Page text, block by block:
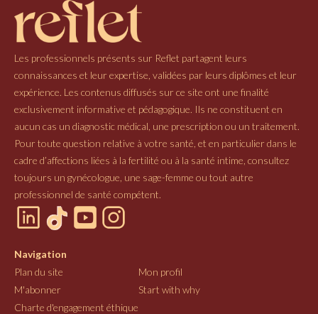
Les professionnels présents sur Reflet partagent leurs
connaissances et leur expertise, validées par leurs diplômes et leur
expérience. Les contenus diffusés sur ce site ont une finalité
exclusivement informative et pédagogique. Ils ne constituent en
aucun cas un diagnostic médical, une prescription ou un traitement.
Pour toute question relative à votre santé, et en particulier dans le
cadre d’affections liées à la fertilité ou à la santé intime, consultez
toujours un gynécologue, une sage-femme ou tout autre
professionnel de santé compétent.
Navigation
Plan du site
Mon profil
M'abonner
Start with why
Charte d'engagement éthique